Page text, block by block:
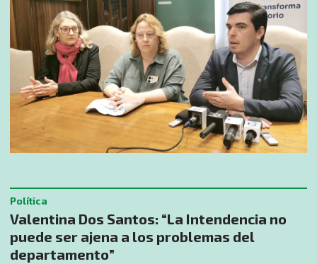
Valentina Dos Santos: “La Intendencia no
puede ser ajena a los problemas del
departamento”
Política